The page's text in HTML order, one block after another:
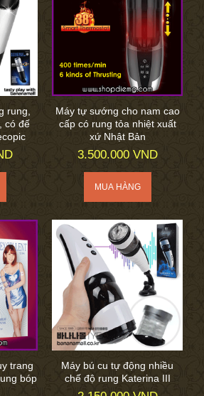
rung,
có đế
Máy tự sướng cho nam cao
cấp có rung tỏa nhiệt xuất
xứ Nhật Bản
3.500.000 VND
trang
bóp
Máy bú cu tự động nhiều
chế độ rung Katerina III